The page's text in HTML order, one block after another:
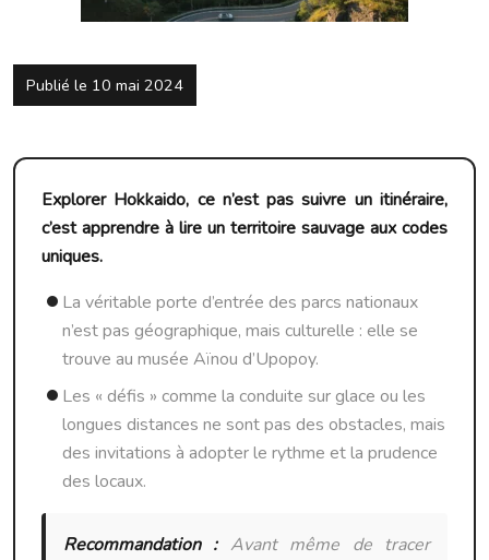
Publié le 10 mai 2024
Explorer Hokkaido, ce n’est pas suivre un itinéraire,
c’est apprendre à lire un territoire sauvage aux codes
uniques.
La véritable porte d’entrée des parcs nationaux
n’est pas géographique, mais culturelle : elle se
trouve au musée Aïnou d’Upopoy.
Les « défis » comme la conduite sur glace ou les
longues distances ne sont pas des obstacles, mais
des invitations à adopter le rythme et la prudence
des locaux.
Recommandation :Avant même de tracer